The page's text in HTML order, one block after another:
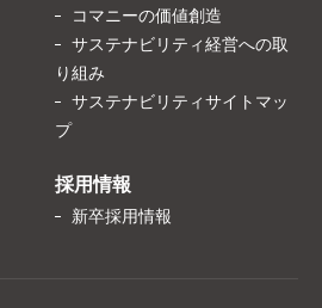
コマニーの価値創造
サステナビリティ経営への取
り組み
サステナビリティサイトマッ
プ
採用情報
新卒採用情報